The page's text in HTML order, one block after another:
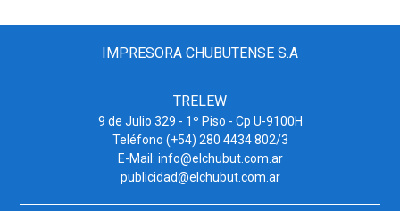
IMPRESORA CHUBUTENSE S.A
TRELEW
9 de Julio 329 - 1º Piso - Cp U-9100H
Teléfono (+54) 280 4434 802/3
E-Mail: info@elchubut.com.ar
publicidad@elchubut.com.ar